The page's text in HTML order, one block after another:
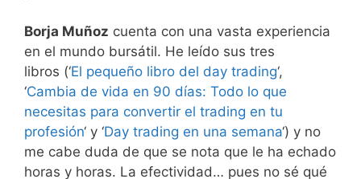
Borja Muñoz cuenta con una vasta experiencia
en el mundo bursátil. He leído sus tres
libros (‘El pequeño libro del day trading‘,
‘Cambia de vida en 90 días: Todo lo que
necesitas para convertir el trading en tu
profesión‘ y ‘Day trading en una semana‘) y no
me cabe duda de que se nota que le ha echado
horas y horas. La efectividad… pues no sé qué